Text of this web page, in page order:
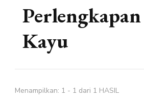
Kayu
Menampilkan: 1 - 1 dari 1 HASIL